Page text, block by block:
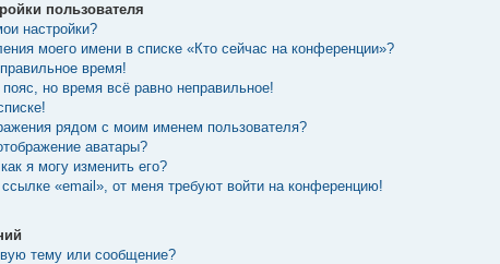
пользователя
настройки?
моего имени в списке «Кто сейчас на конференции»?
время!
но время всё равно неправильное!
рядом с моим именем пользователя?
аватары?
я могу изменить его?
«email», от меня требуют войти на конференцию!
тему или сообщение?